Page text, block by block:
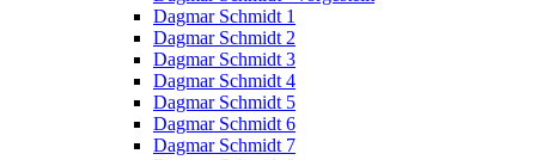
Dagmar Schmidt 1
Dagmar Schmidt 2
Dagmar Schmidt 3
Dagmar Schmidt 4
Dagmar Schmidt 5
Dagmar Schmidt 6
Dagmar Schmidt 7